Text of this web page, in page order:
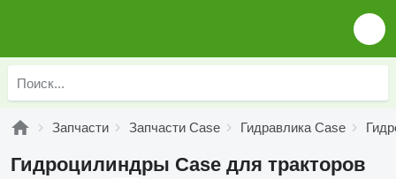
Запчасти Запчасти Case Гидравлика Case
Гидроцилиндры Case для тракторов